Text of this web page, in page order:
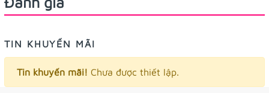
Sau chiến tranh, những người thờ phượng của giáo dân
thăm dò đức tin tỉnh Yamanashi của Mainichi Shimbun, và
vào ngày 15 tháng 6 năm 1957, họ được xếp hạng thứ hai
ở tỉnh Yamanashi và sẽ được thêm vào Đ:ền Beppe.
TIN KHUYẾN MÃI
Tin khuyến mãi! Chưa được thiết lập.